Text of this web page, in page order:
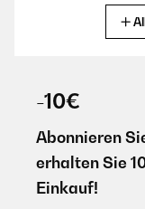
Conforme à la
Amazon Benutzer –
-10€
Abonnieren
erhalten Sie
Einkauf!